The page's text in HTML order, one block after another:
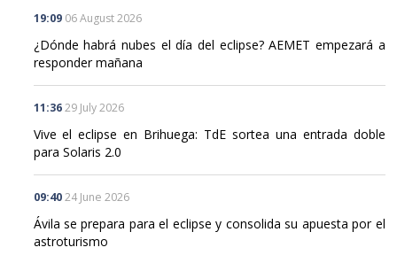
19:09 06 August 2026
¿Dónde habrá nubes el día del eclipse? AEMET empezará a
responder mañana
11:36 29 July 2026
Vive el eclipse en Brihuega: TdE sortea una entrada doble
para Solaris 2.0
09:40 24 June 2026
Ávila se prepara para el eclipse y consolida su apuesta por el
astroturismo